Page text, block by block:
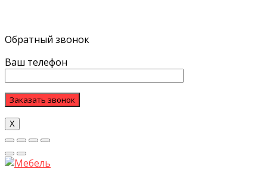
Обратный звонок
Ваш телефон
Х